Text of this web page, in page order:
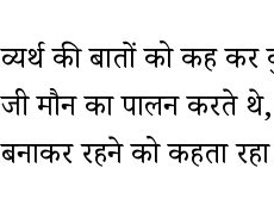
व्यर्थ की बातों को कह कर
जी मौन का पालन करते
बनाकर रहने को कहता